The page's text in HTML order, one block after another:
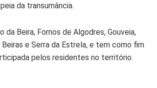
da transumância.
Beira, Fornos de Algodres, Gouveia,
e Serra da Estrela, e tem como fim
pelos residentes no território.